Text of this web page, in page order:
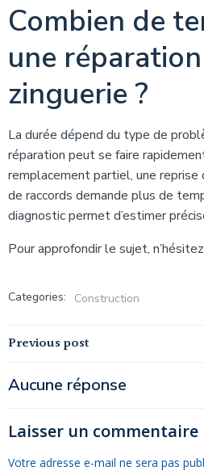
Combien de
une
zinguerie ?
La durée dépend du type de
réparation peut se faire
remplacement partiel, une reprise
de raccords demande plus de
diagnostic permet d’estimer
Pour approfondir le sujet,
Categories: Construction
Navigation
de
l’article
Previous post
Aucune réponse
Laisser un commentaire
Votre adresse e-mail ne sera pas